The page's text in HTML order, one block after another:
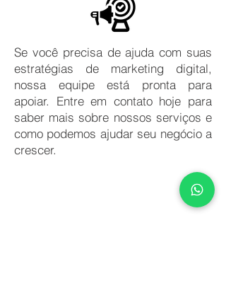
Se você precisa de ajuda com suas
estratégias de marketing digital,
nossa equipe está pronta para
apoiar. Entre em contato hoje para
saber mais sobre nossos serviços e
como podemos ajudar seu negócio a
crescer.